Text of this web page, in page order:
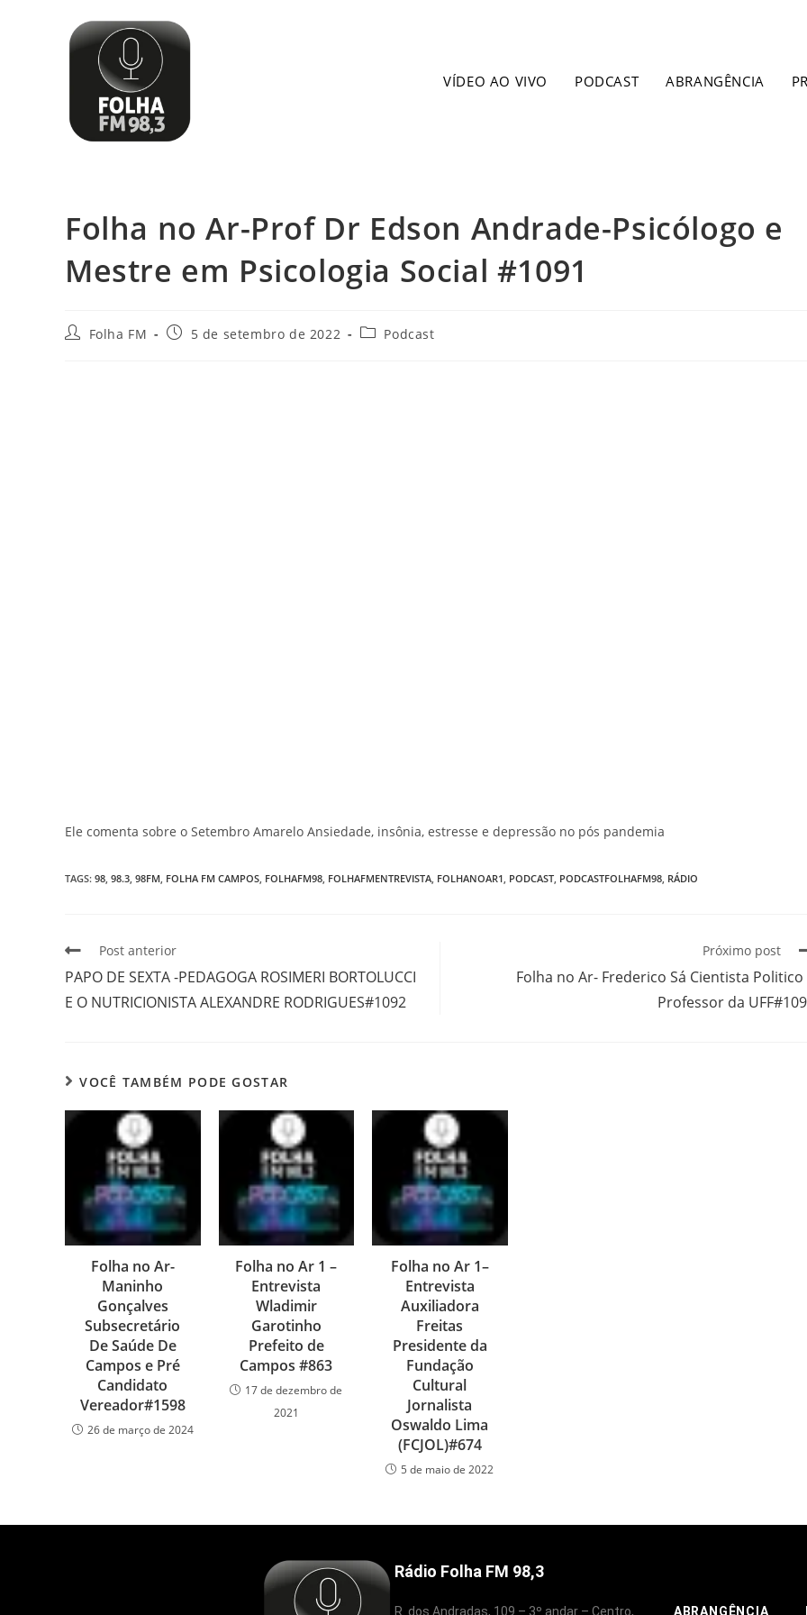
VÍDEO AO VIVO PODCAST ABRANGÊNCIA
Folha no Ar-Prof Dr Edson Andrade-Psicólogo e
Mestre em Psicologia Social #1091
Folha FM 5 de setembro de 2022 Podcast
Ele comenta sobre o Setembro Amarelo Ansiedade, insônia, estresse e depressão no pós pandemia
TAGS: 98 98.3 98FM FOLHA FM CAMPOS FOLHAFM98 FOLHAFMENTREVISTA FOLHANOAR1 PODCAST PODCASTFOLHAFM98 RÁDIO
Post anterior
PAPO DE SEXTA -PEDAGOGA ROSIMERI BORTOLUCCI
E O NUTRICIONISTA ALEXANDRE RODRIGUES#1092
Próximo post
Folha no Ar- Frederico Sá Cientista Politico
Professor da
VOCÊ TAMBÉM PODE GOSTAR
Folha no Ar-
Maninho
Gonçalves
Subsecretário
De Saúde De
Campos e Pré
Candidato
Vereador#1598
26 de março de 2024
Folha no Ar 1 –
Entrevista
Wladimir
Garotinho
Prefeito de
Campos #863
17 de dezembro de
2021
Folha no Ar 1–
Entrevista
Auxiliadora
Freitas
Presidente da
Fundação
Cultural
Jornalista
Oswaldo Lima
(FCJOL)#674
5 de maio de 2022
Rádio Folha FM 98,3
R. dos Andradas, 109 – 3º andar – Centro, ABRANGÊNCIA